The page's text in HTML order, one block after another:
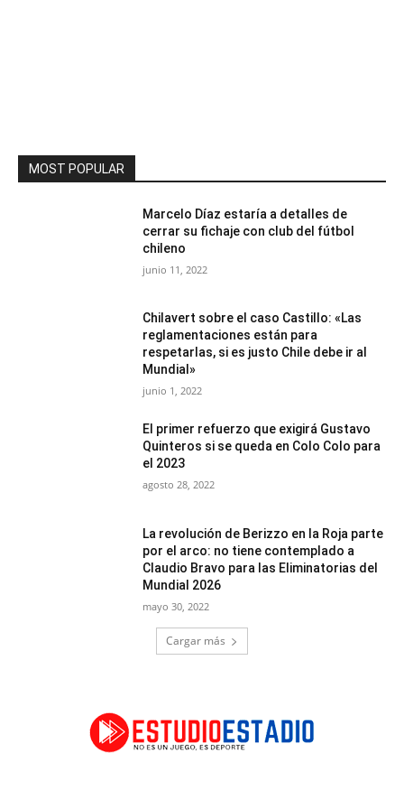
MOST POPULAR
Marcelo Díaz estaría a detalles de
cerrar su fichaje con club del fútbol
chileno
junio 11, 2022
Chilavert sobre el caso Castillo: «Las
reglamentaciones están para
respetarlas, si es justo Chile debe ir al
Mundial»
junio 1, 2022
El primer refuerzo que exigirá Gustavo
Quinteros si se queda en Colo Colo para
el 2023
agosto 28, 2022
La revolución de Berizzo en la Roja parte
por el arco: no tiene contemplado a
Claudio Bravo para las Eliminatorias del
Mundial 2026
mayo 30, 2022
Cargar más